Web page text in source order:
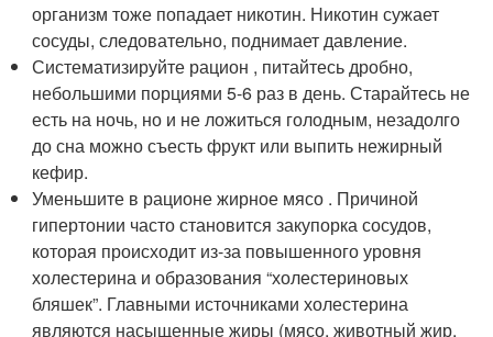
организм тоже попадает никотин. Никотин сужает
сосуды, следовательно, поднимает давление.
Систематизируйте рацион , питайтесь дробно,
небольшими порциями 5-6 раз в день. Старайтесь не
есть на ночь, но и не ложиться голодным, незадолго
до сна можно съесть фрукт или выпить нежирный
кефир.
Уменьшите в рационе жирное мясо . Причиной
гипертонии часто становится закупорка сосудов,
которая происходит из-за повышенного уровня
холестерина и образования “холестериновых
бляшек”. Главными источниками холестерина
являются насыщенные жиры (мясо, животный жир,